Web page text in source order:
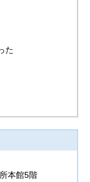
た
本館5階